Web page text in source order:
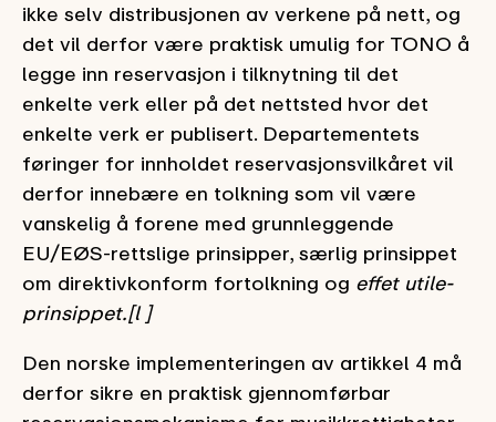
ikke selv distribusjonen av verkene på nett, og
det vil derfor være praktisk umulig for TONO å
legge inn reservasjon i tilknytning til det
enkelte verk eller på det nettsted hvor det
enkelte verk er publisert. Departementets
føringer for innholdet reservasjonsvilkåret vil
derfor innebære en tolkning som vil være
vanskelig å forene med grunnleggende
EU/EØS-rettslige prinsipper, særlig prinsippet
om direktivkonform fortolkning og effet utile-
prinsippet.[l ]
Den norske implementeringen av artikkel 4 må
derfor sikre en praktisk gjennomførbar